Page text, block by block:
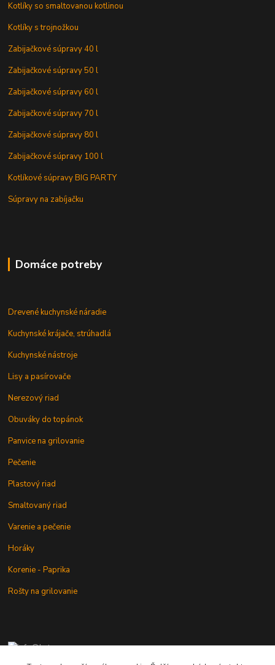
Kotlíky so smaltovanou kotlinou
Kotlíky s trojnožkou
Zabijačkové súpravy 40 l
Zabijačkové súpravy 50 l
Zabijačkové súpravy 60 l
Zabijačkové súpravy 70 l
Zabijačkové súpravy 80 l
Zabijačkové súpravy 100 l
Kotlíkové súpravy BIG PARTY
Súpravy na zabíjačku
Domáce potreby
Drevené kuchynské náradie
Kuchynské krájače, strúhadlá
Kuchynské nástroje
Lisy a pasírovače
Nerezový riad
Obuváky do topánok
Panvice na grilovanie
Pečenie
Plastový riad
Smaltovaný riad
Varenie a pečenie
Horáky
Korenie - Paprika
Rošty na grilovanie
+421 902 212 007
od 8:00 - do 16:00 hod